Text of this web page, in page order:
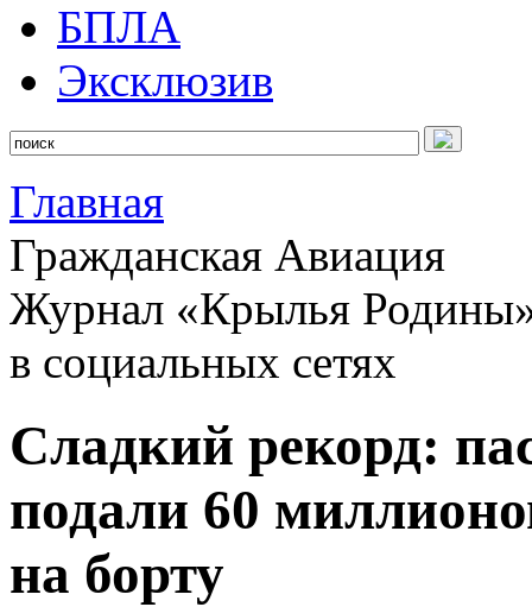
БПЛА
Эксклюзив
Главная
Гражданская Авиация
Журнал «Крылья
в социальных сетях
Сладкий рекорд:
подали 60
на борту